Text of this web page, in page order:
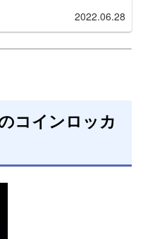
2022.06.28
コインロッカ